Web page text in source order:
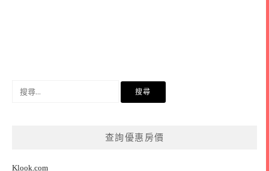
查詢優惠房價
Klook.com